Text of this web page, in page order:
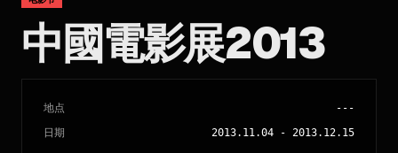
中國電影展2013
地点
---
日期
2013.11.04 - 2013.12.15